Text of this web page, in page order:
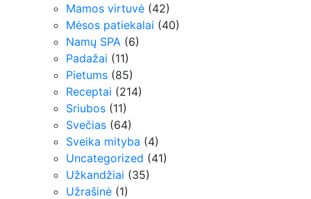
Mamos virtuvė (42)
Mėsos patiekalai (40)
Namų SPA (6)
Padažai (11)
Pietums (85)
Receptai (214)
Sriubos (11)
Svečias (64)
Sveika mityba (4)
Uncategorized (41)
Užkandžiai (35)
Užrašinė (1)